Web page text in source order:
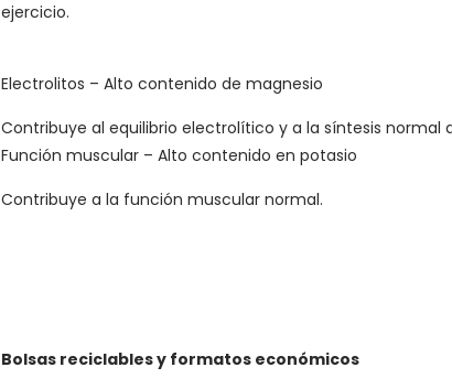
ejercicio.
Electrolitos – Alto contenido de magnesio
Contribuye al equilibrio electrolítico y a la síntesis normal
Función muscular – Alto contenido en potasio
Contribuye a la función muscular normal.
Bolsas reciclables y formatos económicos